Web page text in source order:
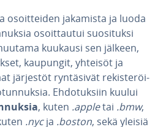
osoit­tei­den jakamista ja luoda
osoit­tau­tui suo­si­tuk­si
kuukausi sen jälkeen,
kaupungit, yhteisöt ja
järjestöt ryn­tä­si­vät re­kis­te­röi­
Eh­do­tuk­siin kuului
, kuten .appletai .bmw,
.nycja .boston, sekä yleisiä